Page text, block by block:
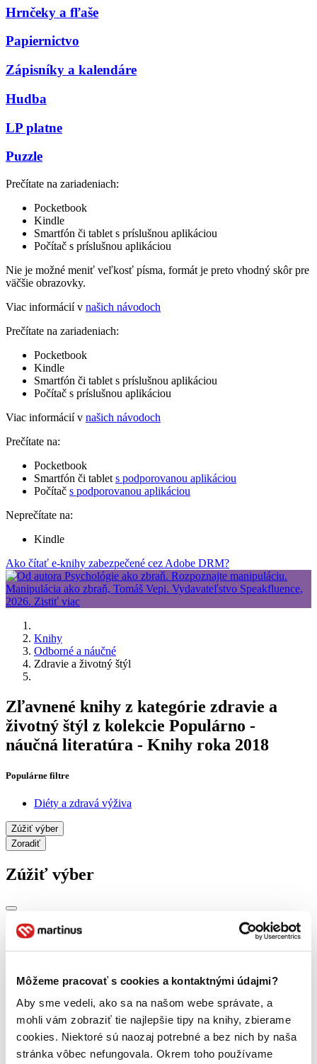
Môžeme pracovať s cookies a kontaktnými údajmi?
Aby sme vedeli, ako sa na našom webe správate, a
mohli vám zobraziť tie najlepšie tipy na knihy, zbierame
cookies. Niektoré sú naozaj potrebné a bez nich by naša
stránka vôbec nefungovala. Okrem toho používame
Hrnčeky a fľaše
Papiernictvo
Zápisníky a kalendáre
Hudba
LP platne
Puzzle
Prečítate na zariadeniach:
Pocketbook
Kindle
Smartfón či tablet s príslušnou aplikáciou
Počítač s príslušnou aplikáciou
Nie je možné meniť veľkosť písma, formát je preto vhodný skôr pre
väčšie obrazovky.
Viac informácií v našich návodoch
Prečítate na zariadeniach:
Pocketbook
Kindle
Smartfón či tablet s príslušnou aplikáciou
Počítač s príslušnou aplikáciou
Viac informácií v našich návodoch
Prečítate na:
Pocketbook
Smartfón či tablet s podporovanou aplikáciou
Počítač s podporovanou aplikáciou
Neprečítate na:
Kindle
Ako čítať e-knihy zabezpečené cez Adobe DRM?
Knihy
Odborné a náučné
Zdravie a životný štýl
Zľavnené knihy z kategórie zdravie a
životný štýl z kolekcie Populárno -
náučná literatúra - Knihy roka 2018
Populárne filtre
Diéty a zdravá výživa
Zúžiť výber
Zoradiť
Zúžiť výber
Zobraziť iba
Dostupnosť
na centrálnom sklade (0 titulov)na centrálnom sklade
predpredaj (0 titulov) predpredaj
pripravujeme (0 titulov)pripravujeme
dostupná (bez vypredaných) (0 titulov)dostupná (bez
vypredaných)